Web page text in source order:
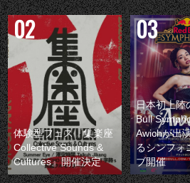
体験型フェス『集楽座
Collective Sounds &
Cultures』開催決定
日本初上陸
Bull
Awichが出
るシンフォ
ブ開催